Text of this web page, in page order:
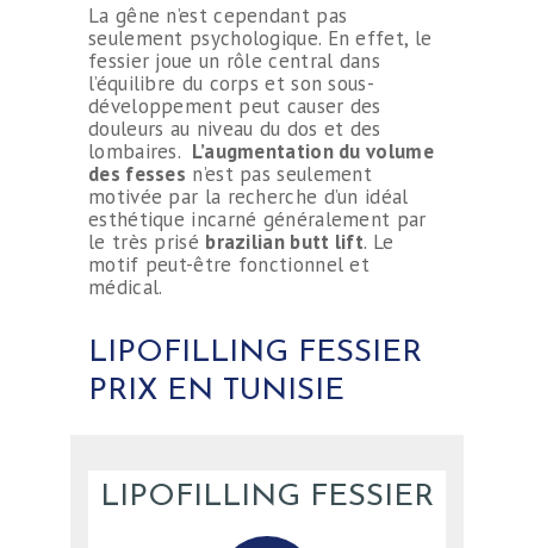
La gêne n’est cependant pas
seulement psychologique. En effet, le
fessier joue un rôle central dans
l’équilibre du corps et son sous-
développement peut causer des
douleurs au niveau du dos et des
lombaires. L’augmentation du volume
des fesses n’est pas seulement
motivée par la recherche d’un idéal
esthétique incarné généralement par
le très prisé brazilian butt lift. Le
motif peut-être fonctionnel et
médical.
LIPOFILLING FESSIER
PRIX EN TUNISIE
LIPOFILLING FESSIER